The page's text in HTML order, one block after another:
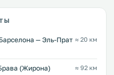
— Эль-Прат ≈ 20 км
(Жирона) ≈ 92 км